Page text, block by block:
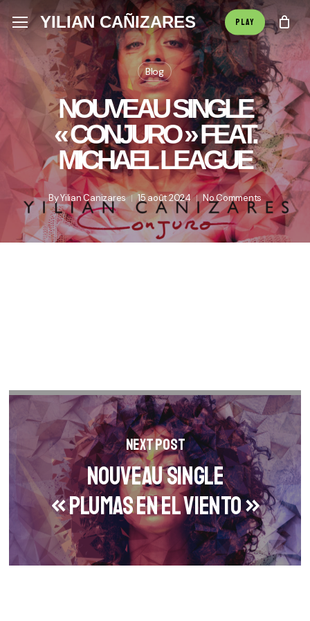
to
main
content
MenuYILIAN CAÑIZARES PLAY
Blog
NOUVEAU SINGLE
« CONJURO » FEAT.
MICHAEL LEAGUE
ByYilian Canizares 15 août 2024 No Comments
Next Post
Nouveau single
« PLUMAS EN EL VIENTO »